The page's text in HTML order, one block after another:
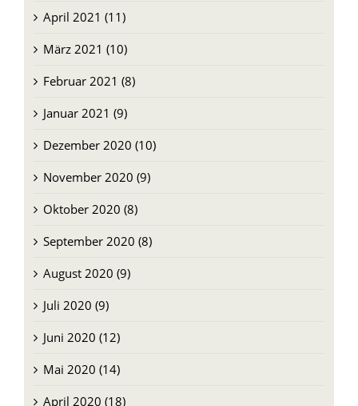
April 2021 (11)
März 2021 (10)
Februar 2021 (8)
Januar 2021 (9)
Dezember 2020 (10)
November 2020 (9)
Oktober 2020 (8)
September 2020 (8)
August 2020 (9)
Juli 2020 (9)
Juni 2020 (12)
Mai 2020 (14)
April 2020 (18)